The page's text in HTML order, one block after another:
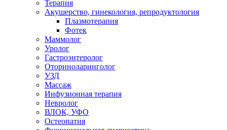
Терапия
Акушерство, гинекология, репродуктология
Плазмотерапия
Фотек
Маммолог
Уролог
Гастроэнтеролог
Оториноларинголог
УЗД
Массаж
Инфузионная терапия
Невролог
ВЛОК, УФО
Остеопатия